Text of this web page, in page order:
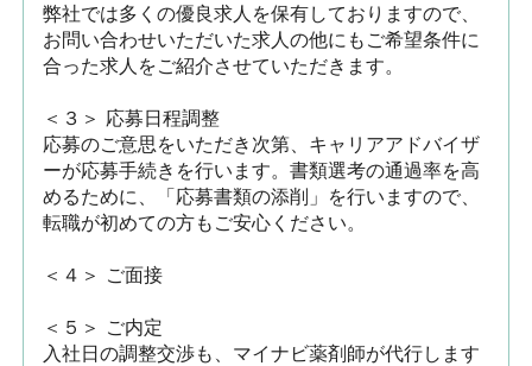
弊社では多くの優良求人を保有しておりますので、
お問い合わせいただいた求人の他にもご希望条件に
合った求人をご紹介させていただきます。
＜３＞ 応募日程調整
応募のご意思をいただき次第、キャリアアドバイザ
ーが応募手続きを行います。書類選考の通過率を高
めるために、「応募書類の添削」を行いますので、
転職が初めての方もご安心ください。
＜４＞ ご面接
＜５＞ ご内定
入社日の調整交渉も、マイナビ薬剤師が代行します